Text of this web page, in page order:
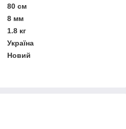
80 см
8 мм
1.8 кг
Україна
Новий